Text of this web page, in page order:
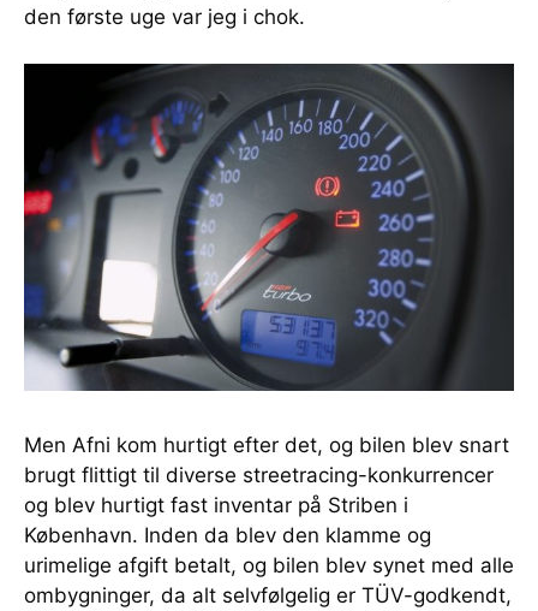
den første uge var jeg i chok.
Men Afni kom hurtigt efter det, og bilen blev snart
brugt flittigt til diverse streetracing-konkurrencer
og blev hurtigt fast inventar på Striben i
København. Inden da blev den klamme og
urimelige afgift betalt, og bilen blev synet med alle
ombygninger, da alt selvfølgelig er TÜV-godkendt,